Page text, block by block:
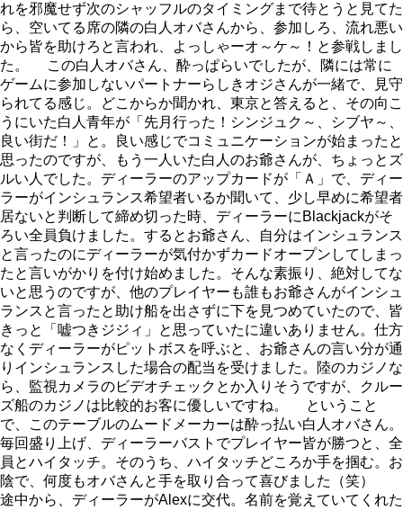
れを邪魔せず次のシャッフルのタイミングまで待とうと見てた
ら、空いてる席の隣の白人オバさんから、参加しろ、流れ悪い
から皆を助けろと言われ、よっしゃーオ～ケ～！と参戦しまし
た。 この白人オバさん、酔っぱらいでしたが、隣には常に
ゲームに参加しないパートナーらしきオジさんが一緒で、見守
られてる感じ。どこからか聞かれ、東京と答えると、その向こ
うにいた白人青年が「先月行った！シンジュク～、シブヤ～、
良い街だ！」と。良い感じでコミュニケーションが始まったと
思ったのですが、もう一人いた白人のお爺さんが、ちょっとズ
ルい人でした。ディーラーのアップカードが「Ａ」で、ディー
ラーがインシュランス希望者いるか聞いて、少し早めに希望者
居ないと判断して締め切った時、ディーラーにBlackjackがそ
ろい全員負けました。するとお爺さん、自分はインシュランス
と言ったのにディーラーが気付かずカードオープンしてしまっ
たと言いがかりを付け始めました。そんな素振り、絶対してな
いと思うのですが、他のプレイヤーも誰もお爺さんがインシュ
ランスと言ったと助け船を出さずに下を見つめていたので、皆
きっと「嘘つきジジィ」と思っていたに違いありません。仕方
なくディーラーがピットボスを呼ぶと、お爺さんの言い分が通
りインシュランスした場合の配当を受けました。陸のカジノな
ら、監視カメラのビデオチェックとか入りそうですが、クルー
ズ船のカジノは比較的お客に優しいですね。 ということ
で、このテーブルのムードメーカーは酔っ払い白人オバさん。
毎回盛り上げ、ディーラーバストでプレイヤー皆が勝つと、全
員とハイタッチ。そのうち、ハイタッチどころか手を掴む。お
陰で、何度もオバさんと手を取り合って喜びました（笑）
途中から、ディーラーがAlexに交代。名前を覚えていてくれた